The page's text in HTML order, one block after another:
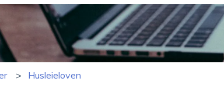
ingen forslag fordi søkefeltet er tomt.
Husleieloven